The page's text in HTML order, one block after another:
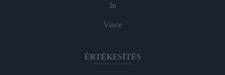
In
Vince
ÉRTÉKESÍTÉS